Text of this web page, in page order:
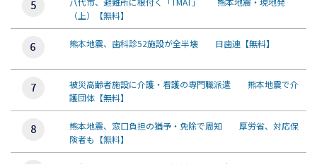
（上）【無料】
熊本地震、歯科診52施設が全半壊 日歯連【無料】
被災高齢者施設に介護・看護の専門職派遣 熊本地震で介
護団体【無料】
熊本地震、窓口負担の猶予・免除で周知 厚労省、対応保
険者も【無料】